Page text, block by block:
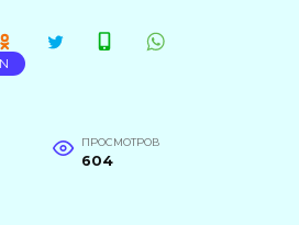
ПРОСМОТРОВ
604